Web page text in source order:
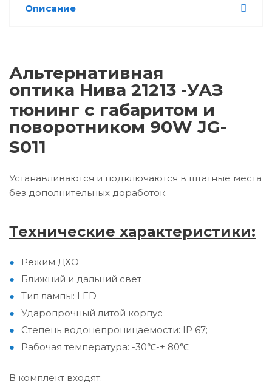
Описание
Альтернативная
оптика Нива 21213 -УАЗ
тюнинг с габаритом и
поворотником 90W JG-
S011
Устанавливаются и подключаются в штатные места
без дополнительных доработок.
Технические характеристики:
Режим ДХО
Ближний и дальний свет
Тип лампы: LED
Ударопрочный литой корпус
Степень водонепроницаемости: IP 67;
Рабочая температура: -30℃-+ 80℃
В комплект входят: